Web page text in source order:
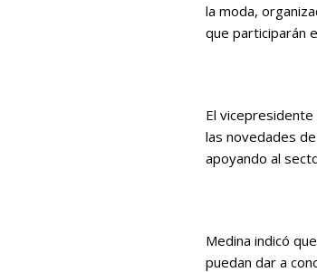
la moda,
que participarán
El
las novedades
apoyando al
Medina indicó
puedan dar a